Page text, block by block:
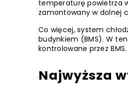
temperaturę powietrza
zamontowany w dolnej
Co więcej, system
budynkiem (BMS). W
kontrolowane przez BMS.
Najwyższa